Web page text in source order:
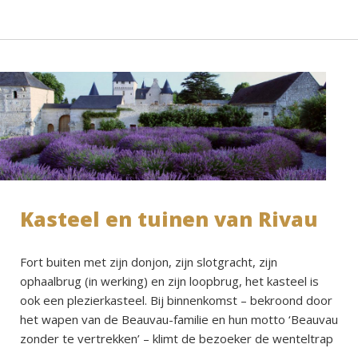
Kasteel en tuinen van Rivau
Fort buiten met zijn donjon, zijn slotgracht, zijn
ophaalbrug (in werking) en zijn loopbrug, het kasteel is
ook een plezierkasteel. Bij binnenkomst – bekroond door
het wapen van de Beauvau-familie en hun motto ‘Beauvau
zonder te vertrekken’ – klimt de bezoeker de wenteltrap